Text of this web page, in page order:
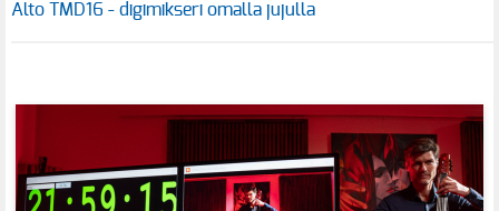
Alto TMD16 - digimikseri omalla jujulla